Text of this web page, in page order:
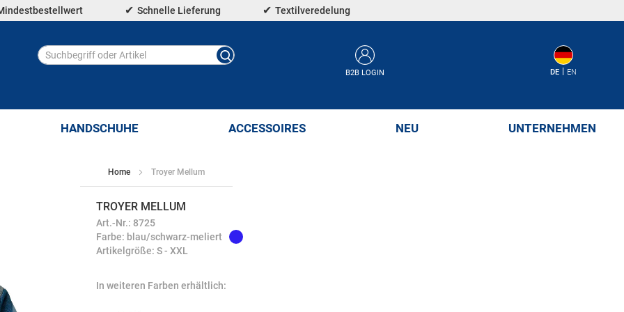
Schnelle Lieferung Textilveredelung
B2B LOGIN DE EN
HANDSCHUHE ACCESSOIRES NEU UNTERNEHMEN
Home Troyer Mellum
TROYER MELLUM
Art.-Nr.: 8725
Farbe: blau/schwarz-meliert
Artikelgröße: S - XXL
In weiteren Farben erhältlich: